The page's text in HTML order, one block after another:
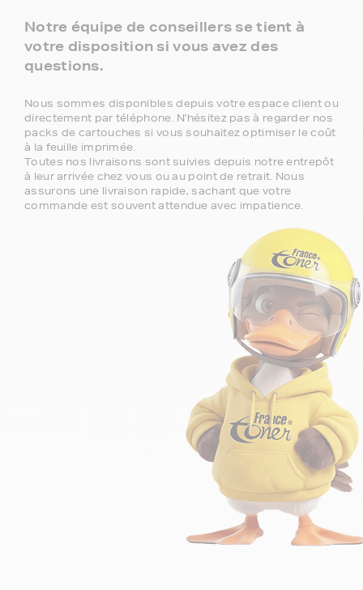
Notre équipe de conseillers se tient à
votre disposition si vous avez des
questions.
Nous sommes disponibles depuis votre espace client ou
directement par téléphone. N'hésitez pas à regarder nos
packs de cartouches si vous souhaitez optimiser le coût
à la feuille imprimée.
Toutes nos livraisons sont suivies depuis notre entrepôt
à leur arrivée chez vous ou au point de retrait. Nous
assurons une livraison rapide, sachant que votre
commande est souvent attendue avec impatience.